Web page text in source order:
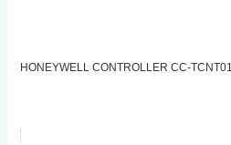
HONEYWELL CONTROLLER CC-TCNT01